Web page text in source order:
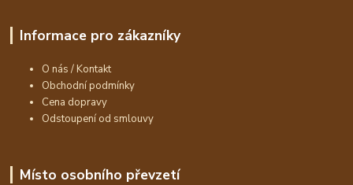
Informace pro zákazníky
O nás / Kontakt
Obchodní podmínky
Cena dopravy
Odstoupení od smlouvy
Místo osobního převzetí